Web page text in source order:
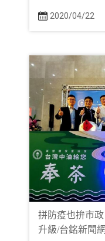
2020/04/22
拼防疫也拚市
升級/台銘新聞網